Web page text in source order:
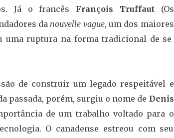
Já o francês François Truffaut(Os
da nouvelle vague, um dos maiores
uma ruptura na forma tradicional de se
de construir um legado respeitável e
passada, porém, surgiu o nome de Denis
de um trabalho voltado para o
O canadense estreou com seu